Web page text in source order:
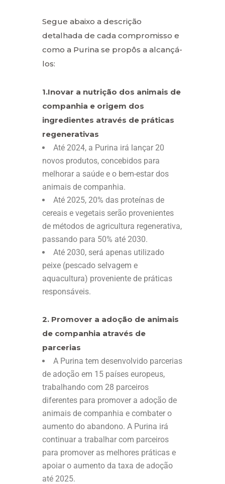
Segue abaixo a descrição
detalhada de cada compromisso e
como a Purina se propôs a alcançá-
los:
1.Inovar a nutrição dos animais de
companhia e origem dos
ingredientes através de práticas
regenerativas
Até 2024, a Purina irá lançar 20
novos produtos, concebidos para
melhorar a saúde e o bem-estar dos
animais de companhia.
Até 2025, 20% das proteínas de
cereais e vegetais serão provenientes
de métodos de agricultura regenerativa,
passando para 50% até 2030.
Até 2030, será apenas utilizado
peixe (pescado selvagem e
aquacultura) proveniente de práticas
responsáveis.
2. Promover a adoção de animais
de companhia através de
parcerias
A Purina tem desenvolvido parcerias
de adoção em 15 países europeus,
trabalhando com 28 parceiros
diferentes para promover a adoção de
animais de companhia e combater o
aumento do abandono. A Purina irá
continuar a trabalhar com parceiros
para promover as melhores práticas e
apoiar o aumento da taxa de adoção
até 2025.